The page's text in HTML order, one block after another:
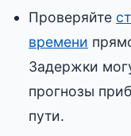
Проверяйте
времени
Задержки
прогнозы
пути.